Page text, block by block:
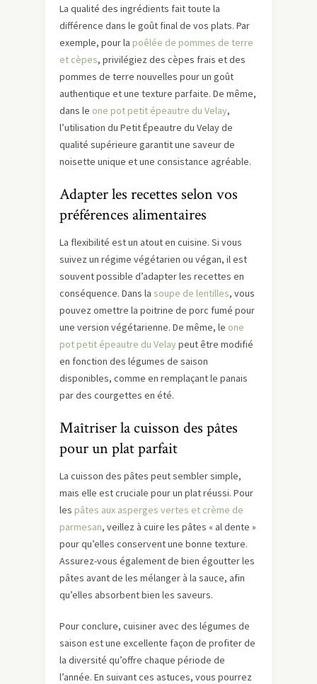
La qualité des ingrédients fait toute la
différence dans le goût final de vos plats. Par
exemple, pour la poêlée de pommes de terre
et cèpes, privilégiez des cèpes frais et des
pommes de terre nouvelles pour un goût
authentique et une texture parfaite. De même,
dans le one pot petit épeautre du Velay,
l’utilisation du Petit Épeautre du Velay de
qualité supérieure garantit une saveur de
noisette unique et une consistance agréable.
Adapter les recettes selon vos
préférences alimentaires
La flexibilité est un atout en cuisine. Si vous
suivez un régime végétarien ou végan, il est
souvent possible d’adapter les recettes en
conséquence. Dans la soupe de lentilles, vous
pouvez omettre la poitrine de porc fumé pour
une version végétarienne. De même, le one
pot petit épeautre du Velaypeut être modifié
en fonction des légumes de saison
disponibles, comme en remplaçant le panais
par des courgettes en été.
Maîtriser la cuisson des pâtes
pour un plat parfait
La cuisson des pâtes peut sembler simple,
mais elle est cruciale pour un plat réussi. Pour
les pâtes aux asperges vertes et crème de
parmesan, veillez à cuire les pâtes « al dente »
pour qu’elles conservent une bonne texture.
Assurez-vous également de bien égoutter les
pâtes avant de les mélanger à la sauce, afin
qu’elles absorbent bien les saveurs.
Pour conclure, cuisiner avec des légumes de
saison est une excellente façon de profiter de
la diversité qu’offre chaque période de
l’année. En suivant ces astuces, vous pourrez